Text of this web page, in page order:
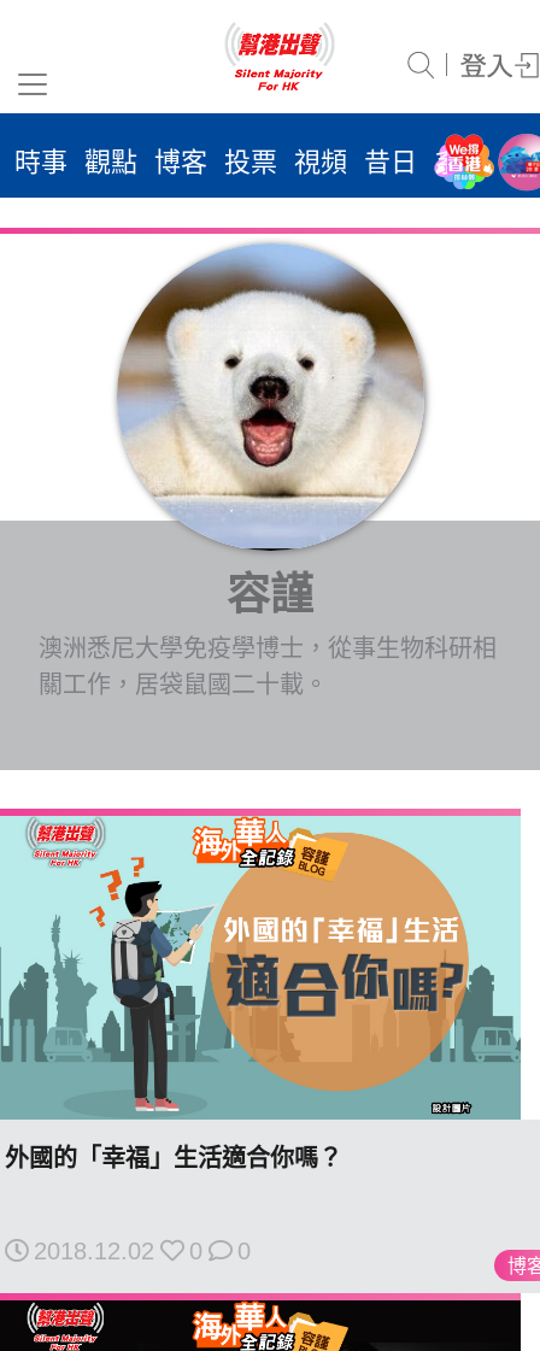
2026
年 8
投票
昔日
系列
活動
我們的立場
時事 觀點 博客 投票 視頻 昔日 系列 活
容謹
澳洲悉尼大學免疫學博士，從事生物科研相
關工作，居袋鼠國二十載。
博
2018.12.02 0 0